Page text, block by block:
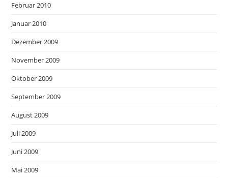
Februar 2010
Januar 2010
Dezember 2009
November 2009
Oktober 2009
September 2009
August 2009
Juli 2009
Juni 2009
Mai 2009